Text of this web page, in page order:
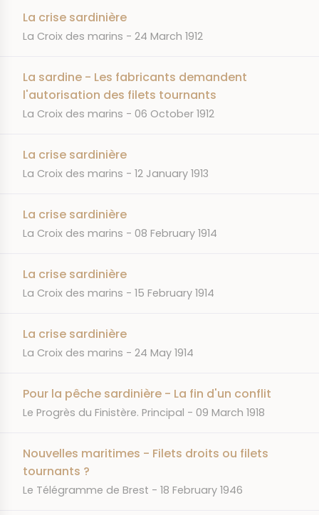
La crise sardinière
JOURNAL
La Croix des marins DATE
24 March 1912
La sardine - Les fabricants demandent
l'autorisation des filets tournants
JOURNAL
La Croix des marins DATE
06 October 1912
La crise sardinière
JOURNAL
La Croix des marins DATE
12 January 1913
La crise sardinière
JOURNAL
La Croix des marins DATE
08 February 1914
La crise sardinière
JOURNAL
La Croix des marins DATE
15 February 1914
La crise sardinière
JOURNAL
La Croix des marins DATE
24 May 1914
Pour la pêche sardinière - La fin d'un conflit
JOURNAL
Le Progrès du Finistère. Principal DATE
09 March 1918
Nouvelles maritimes - Filets droits ou filets
tournants ?
JOURNAL
Le Télégramme de Brest DATE
18 February 1946